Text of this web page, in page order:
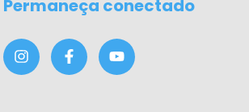
Permaneça conectado